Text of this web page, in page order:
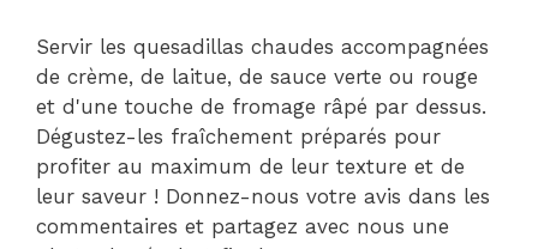
Servir les quesadillas chaudes accompagnées
de crème, de laitue, de sauce verte ou rouge
et d'une touche de fromage râpé par dessus.
Dégustez-les fraîchement préparés pour
profiter au maximum de leur texture et de
leur saveur ! Donnez-nous votre avis dans les
commentaires et partagez avec nous une